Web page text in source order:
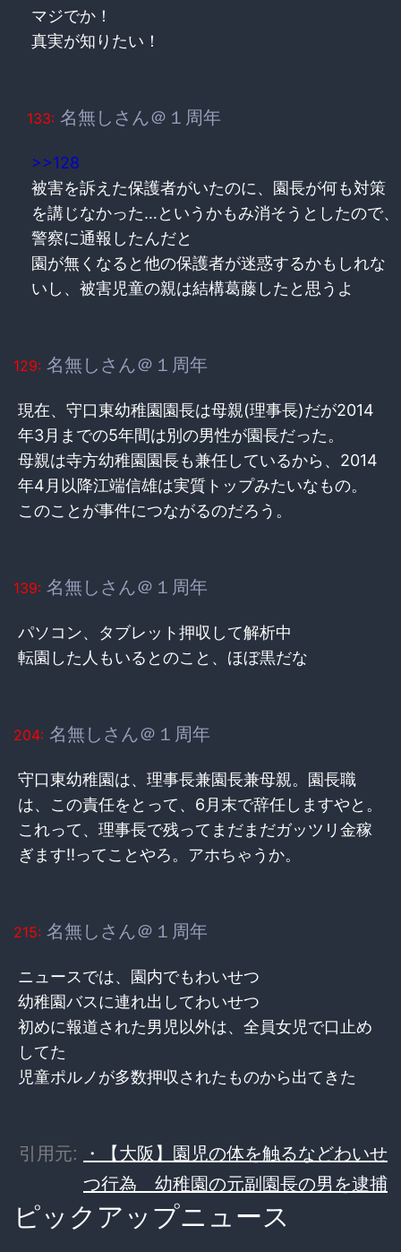
マジでか！
真実が知りたい！
133: 名無しさん＠１周年
>>128
被害を訴えた保護者がいたのに、園長が何も対策
を講じなかった…というかもみ消そうとしたので、
警察に通報したんだと
園が無くなると他の保護者が迷惑するかもしれな
いし、被害児童の親は結構葛藤したと思うよ
129: 名無しさん＠１周年
現在、守口東幼稚園園長は母親(理事長)だが2014
年3月までの5年間は別の男性が園長だった。
母親は寺方幼稚園園長も兼任しているから、2014
年4月以降江端信雄は実質トップみたいなもの。
このことが事件につながるのだろう。
139: 名無しさん＠１周年
パソコン、タブレット押収して解析中
転園した人もいるとのこと、ほぼ黒だな
204: 名無しさん＠１周年
守口東幼稚園は、理事長兼園長兼母親。園長職
は、この責任をとって、6月末で辞任しますやと。
これって、理事長で残ってまだまだガッツリ金稼
ぎます‼︎ってことやろ。アホちゃうか。
215: 名無しさん＠１周年
ニュースでは、園内でもわいせつ
幼稚園バスに連れ出してわいせつ
初めに報道された男児以外は、全員女児で口止め
してた
児童ポルノが多数押収されたものから出てきた
引用元:
・【大阪】園児の体を触るなどわいせ
つ行為 幼稚園の元副園長の男を逮捕
ピックアップニュース